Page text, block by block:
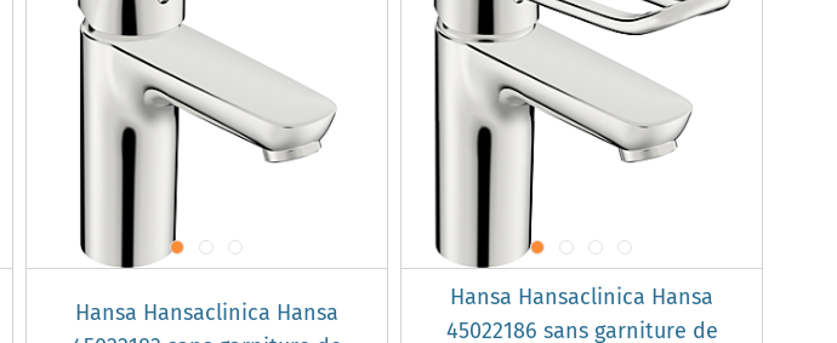
Hansa Hansaclinica Hansa
Hansa Hansaclinica Hansa
45022186 sans garniture de